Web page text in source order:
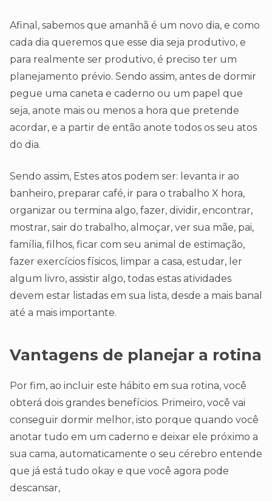
Afinal, sabemos que amanhã é um novo dia, e como
cada dia queremos que esse dia seja produtivo, e
para realmente ser produtivo, é preciso ter um
planejamento prévio. Sendo assim, antes de dormir
pegue uma caneta e caderno ou um papel que
seja, anote mais ou menos a hora que pretende
acordar, e a partir de então anote todos os seu atos
do dia.
Sendo assim, Estes atos podem ser: levanta ir ao
banheiro, preparar café, ir para o trabalho X hora,
organizar ou termina algo, fazer, dividir, encontrar,
mostrar, sair do trabalho, almoçar, ver sua mãe, pai,
família, filhos, ficar com seu animal de estimação,
fazer exercícios físicos, limpar a casa, estudar, ler
algum livro, assistir algo, todas estas atividades
devem estar listadas em sua lista, desde a mais banal
até a mais importante.
Vantagens de planejar a rotina
Por fim, ao incluir este hábito em sua rotina, você
obterá dois grandes benefícios. Primeiro, você vai
conseguir dormir melhor, isto porque quando você
anotar tudo em um caderno e deixar ele próximo a
sua cama, automaticamente o seu cérebro entende
que já está tudo okay e que você agora pode
descansar,